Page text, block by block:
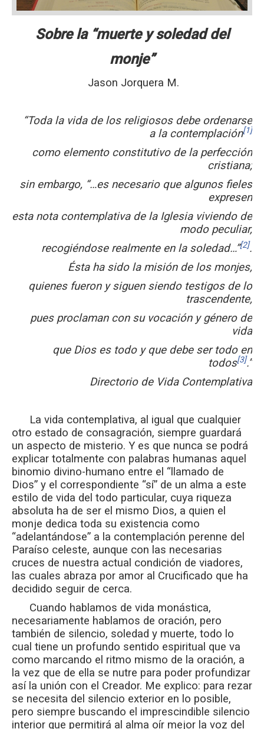
Sobre la “muerte y soledad del
monje”
Jason Jorquera M.
“Toda la vida de los religiosos debe orde­narse
a la contemplación[1]
como elemento constitutivo de la perfección
cristiana;
sin embargo, “…es necesario que algunos fieles
expresen
esta nota contemplativa de la Iglesia viviendo de
modo peculiar,
recogiéndose realmente en la soledad…”[2].
Ésta ha sido la misión de los monjes,
quienes fueron y siguen siendo testigos de lo
trascendente,
pues proclaman con su vocación y género de
vida
que Dios es todo y que debe ser todo en
todos[3].”
Directorio de Vida Contemplativa
La vida contemplativa, al igual que cualquier
otro estado de consagración, siempre guardará
un aspecto de misterio. Y es que nunca se podrá
explicar totalmente con palabras humanas aquel
binomio divino-humano entre el “llamado de
Dios” y el correspondiente “sí” de un alma a este
estilo de vida del todo particular, cuya riqueza
absoluta ha de ser el mismo Dios, a quien el
monje dedica toda su existencia como
“adelantándose” a la contemplación perenne del
Paraíso celeste, aunque con las necesarias
cruces de nuestra actual condición de viadores,
las cuales abraza por amor al Crucificado que ha
decidido seguir de cerca.
Cuando hablamos de vida monástica,
necesariamente hablamos de oración, pero
también de silencio, soledad y muerte, todo lo
cual tiene un profundo sentido espiritual que va
como marcando el ritmo mismo de la oración, a
la vez que de ella se nutre para poder profundizar
así la unión con el Creador. Me explico: para rezar
se necesita del silencio exterior en lo posible,
pero siempre buscando el imprescindible silencio
interior que permitirá al alma oír mejor la voz del